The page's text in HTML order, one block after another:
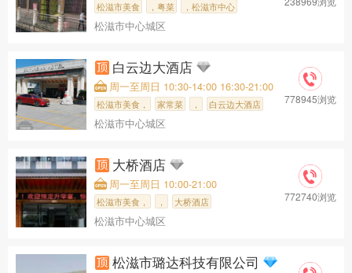
松滋市美食 ，粤菜 ，松滋市中心
松滋市中心城区
白云边大酒店
周一至周日 10:30-14:00 16:30-21:00
松滋市美食， 家常菜 ， 白云边大酒店
松滋市中心城区
778945浏览
大桥酒店
周一至周日 10:00-21:00
松滋市美食， ， 大桥酒店
松滋市中心城区
772740浏览
松滋市璐达科技有限公司